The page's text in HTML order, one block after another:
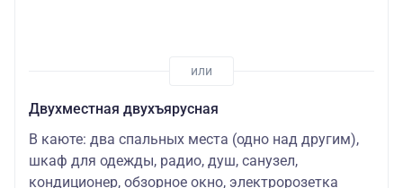
Двухместная двухъярусная
В каюте: два спальных места (одно над другим),
шкаф для одежды, радио, душ, санузел,
кондиционер, обзорное окно, электророзетка